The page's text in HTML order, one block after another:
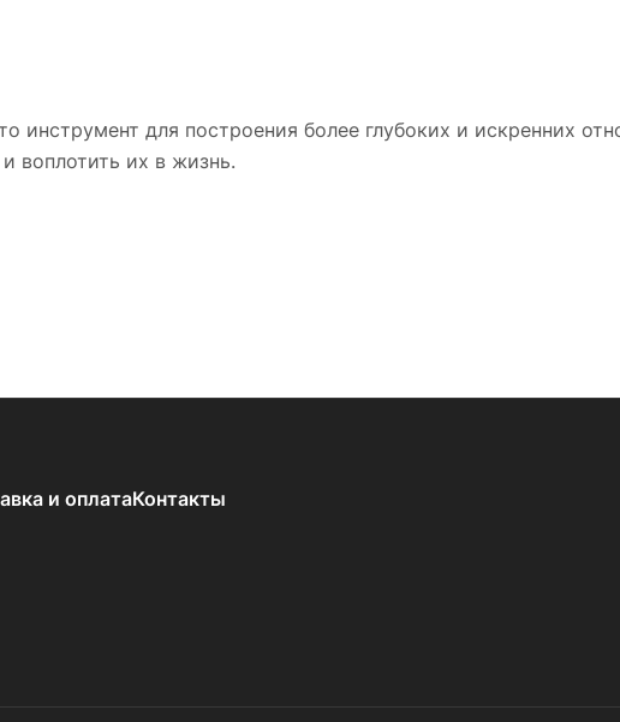
инструмент для построения более глубоких и искренних
воплотить их в жизнь.
и оплатаКонтакты